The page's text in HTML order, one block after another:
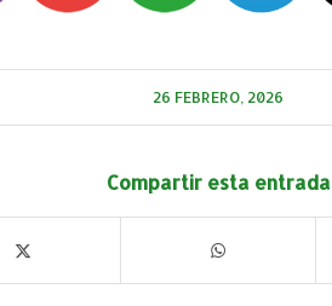
26 FEBRERO, 2026
Compartir esta entrada